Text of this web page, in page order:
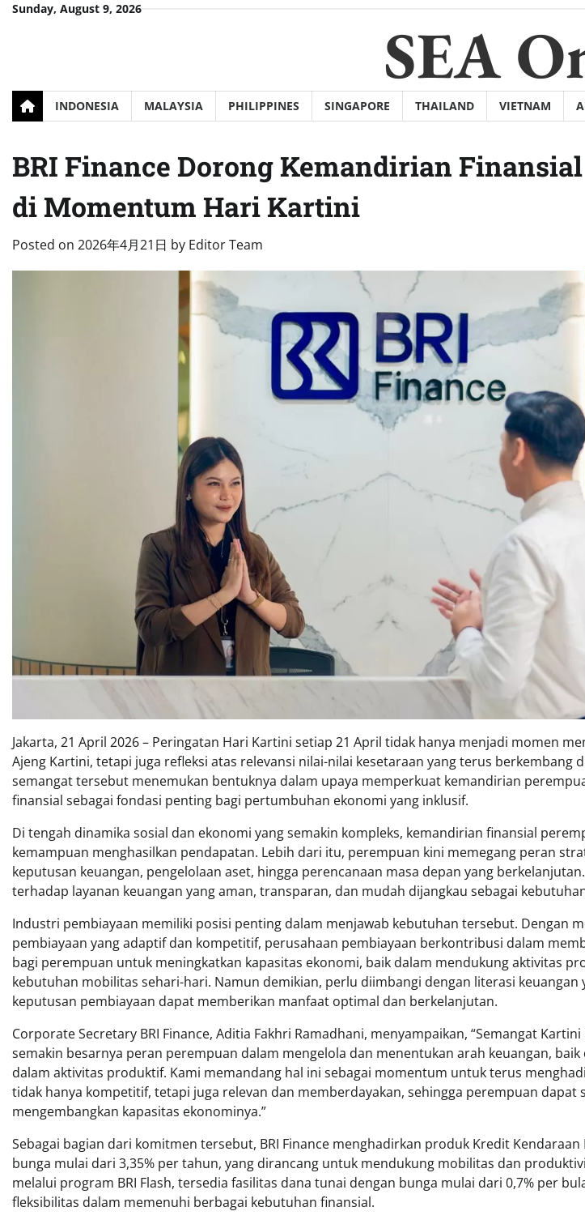
SkipSunday, August 9, 2026
SEA
INDONESIA MALAYSIA PHILIPPINES SINGAPORE THAILAND VIETNAM
BRI Finance Dorong Kemandirian
di Momentum Hari Kartini
Posted on 2026年4月21日 by Editor Team
Jakarta, 21 April 2026 – Peringatan Hari Kartini setiap 21 April tidak hanya menjadi momen
Ajeng Kartini, tetapi juga refleksi atas relevansi nilai-nilai kesetaraan yang terus berkembang
semangat tersebut menemukan bentuknya dalam upaya memperkuat kemandirian
finansial sebagai fondasi penting bagi pertumbuhan ekonomi yang inklusif.
Di tengah dinamika sosial dan ekonomi yang semakin kompleks, kemandirian finansial
kemampuan menghasilkan pendapatan. Lebih dari itu, perempuan kini memegang peran
keputusan keuangan, pengelolaan aset, hingga perencanaan masa depan yang
terhadap layanan keuangan yang aman, transparan, dan mudah dijangkau sebagai
Industri pembiayaan memiliki posisi penting dalam menjawab kebutuhan tersebut. Dengan
pembiayaan yang adaptif dan kompetitif, perusahaan pembiayaan berkontribusi dalam
bagi perempuan untuk meningkatkan kapasitas ekonomi, baik dalam mendukung aktivitas
kebutuhan mobilitas sehari-hari. Namun demikian, perlu diimbangi dengan literasi keuangan
keputusan pembiayaan dapat memberikan manfaat optimal dan berkelanjutan.
Corporate Secretary BRI Finance, Aditia Fakhri Ramadhani, menyampaikan, “Semangat
semakin besarnya peran perempuan dalam mengelola dan menentukan arah keuangan,
dalam aktivitas produktif. Kami memandang hal ini sebagai momentum untuk terus
tidak hanya kompetitif, tetapi juga relevan dan memberdayakan, sehingga perempuan dapat
mengembangkan kapasitas ekonominya.”
Sebagai bagian dari komitmen tersebut, BRI Finance menghadirkan produk Kredit
bunga mulai dari 3,35% per tahun, yang dirancang untuk mendukung mobilitas dan
melalui program BRI Flash, tersedia fasilitas dana tunai dengan bunga mulai dari 0,7% per
fleksibilitas dalam memenuhi berbagai kebutuhan finansial.